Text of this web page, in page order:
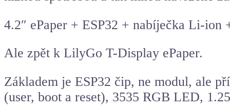
4.2″ ePaper + ESP32 + nabíječka Li-ion
Ale zpět k LilyGo T-Display ePaper.
Základem je ESP32 čip, ne modul, ale
(user, boot a reset), 3535 RGB LED,